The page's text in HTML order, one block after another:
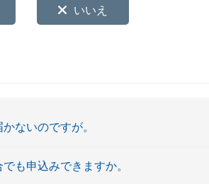
いいえ
ないのですが。
も申込みできますか。